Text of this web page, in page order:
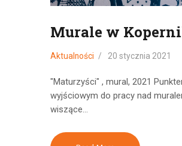
Murale w
Aktualności 20 stycznia 2021
"Maturzyści" , mural, 2021
wyjściowym do pracy nad
wiszące…